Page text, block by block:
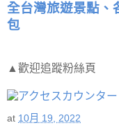
全台灣旅遊景點、
包
▲歡迎追蹤粉絲頁
at 10月 19, 2022